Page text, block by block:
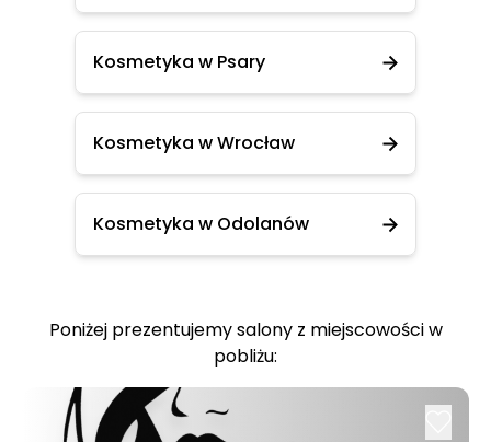
Kosmetyka w Psary
Kosmetyka w Wrocław
Kosmetyka w Odolanów
Poniżej prezentujemy salony z miejscowości w
pobliżu: